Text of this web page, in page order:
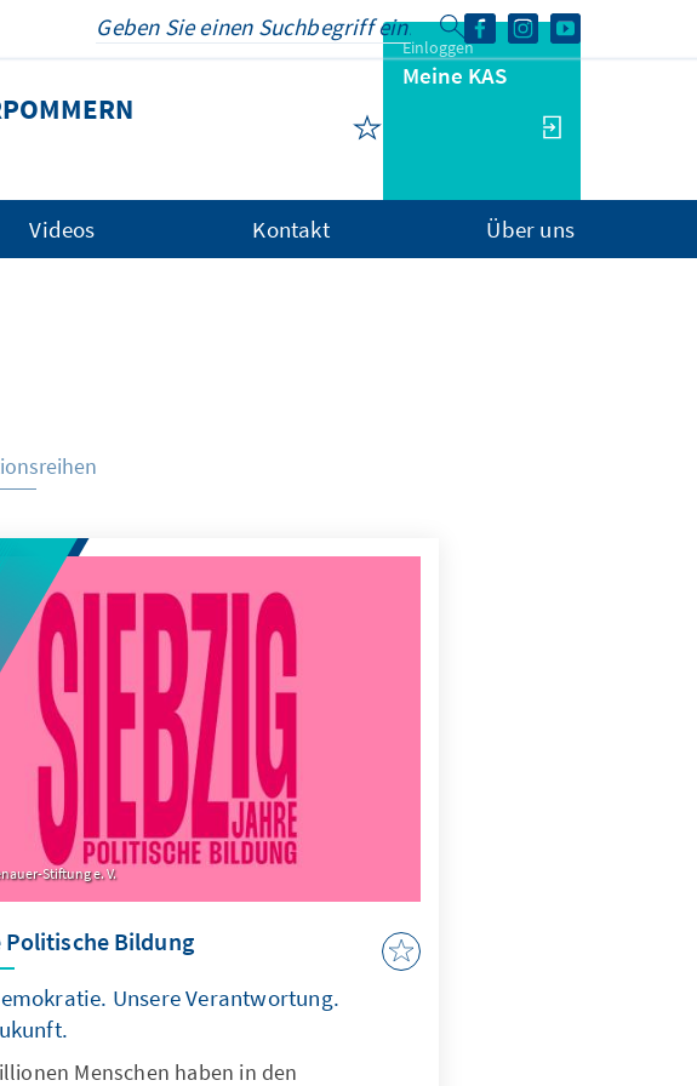
Einloggen
Meine KAS
Videos Kontakt Über uns
Stiftung e. V.
Politische Bildung
Unsere Verantwortung.
Menschen haben in den